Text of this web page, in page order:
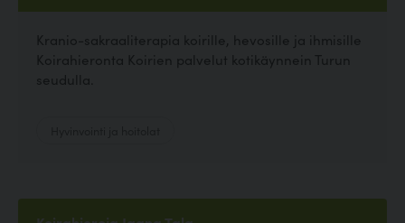
Kranio-sakraaliterapia koirille, hevosille ja ihmisille
Koirahieronta Koirien palvelut kotikäynnein Turun
seudulla.